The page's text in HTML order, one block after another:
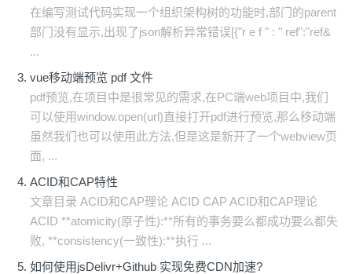
在编写测试代码实现一个组织架构树的功能时,部门的parent
部门没有显示,出现了json解析异常错误[{"r e f " : " ref":"ref&
...
vue移动端预览 pdf 文件
pdf预览,在项目中是很常见的需求,在PC端web项目中,我们
可以使用window.open(url)直接打开pdf进行预览,那么移动端
虽然我们也可以使用此方法,但是这是新开了一个webview页
面, ...
ACID和CAP特性
文章目录 ACID和CAP理论 ACID CAP ACID和CAP理论
ACID **atomicity(原子性):**所有的事务要么都成功要么都失
败, **consistency(一致性):**执行 ...
如何使用jsDelivr+Github 实现免费CDN加速?